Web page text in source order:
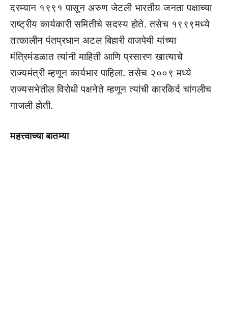
दरम्यान १९९१ पासून अरुण जेटली भारतीय जनता पक्षाच्या
राष्ट्रीय कार्यकारी समितीचे सदस्य होते. तसेच १९९९मध्ये
तत्कालीन पंतप्रधान अटल बिहारी वाजपेयी यांच्या
मंत्रिमंडळात त्यांनी माहिती आणि प्रसारण खात्याचे
राज्यमंत्री म्हणून कार्यभार पाहिला. तसेच २००९ मध्ये
राज्यसभेतील विरोधी पक्षनेते म्हणून त्यांची कारकिर्द चांगलीच
गाजली होती.
महत्त्वाच्या बातम्या